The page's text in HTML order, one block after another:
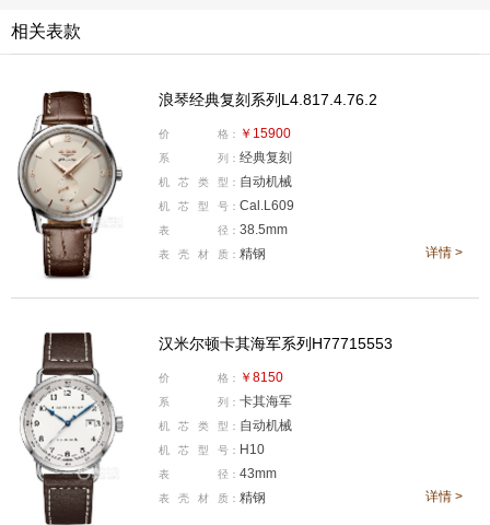
国内公价：RMB 7550
腕表直径：43毫米
腕表厚度：——
机芯类型：自动机械
表壳材质：精钢
防水深度：100米
表款详情：http://www.xbiao.com/hamilton/38999/
腕表点评：
该款腕表的整体设计简洁干净有质感，无论是
表壳、表圈的设计，还是表盘、指针的设计，亦或者是表
相关表款
浪琴经典复刻系列L4.817.4.76.2
价 格： ￥15900
系 列： 经典复刻
机 芯 类 型： 自动机械
机 芯 型 号： Cal.L609
表 径： 38.5mm
表 壳 材 质： 精钢 详情 >
汉米尔顿卡其海军系列H77715553
价 格： ￥8150
系 列： 卡其海军
机 芯 类 型： 自动机械
机 芯 型 号： H10
表 径： 43mm
表 壳 材 质： 精钢 详情 >